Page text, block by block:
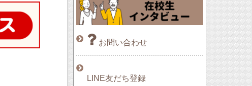
お問い合わせ
LINE友だち登録